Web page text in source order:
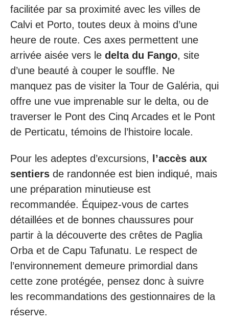
facilitée par sa proximité avec les villes de
Calvi et Porto, toutes deux à moins d’une
heure de route. Ces axes permettent une
arrivée aisée vers le delta du Fango, site
d’une beauté à couper le souffle. Ne
manquez pas de visiter la Tour de Galéria, qui
offre une vue imprenable sur le delta, ou de
traverser le Pont des Cinq Arcades et le Pont
de Perticatu, témoins de l’histoire locale.
Pour les adeptes d’excursions,
l’accès aux
sentiers de randonnée est bien indiqué, mais
une préparation minutieuse est
recommandée. Équipez-vous de cartes
détaillées et de bonnes chaussures pour
partir à la découverte des crêtes de Paglia
Orba et de Capu Tafunatu. Le respect de
l’environnement demeure primordial dans
cette zone protégée, pensez donc à suivre
les recommandations des gestionnaires de la
réserve.